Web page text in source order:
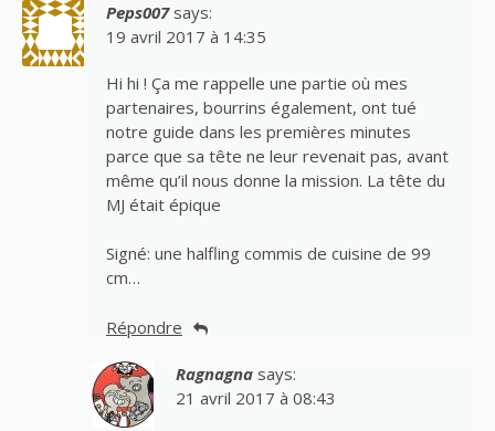
Peps007 says:
19 avril 2017 à 14:35
Hi hi ! Ça me rappelle une partie où mes
partenaires, bourrins également, ont tué
notre guide dans les premières minutes
parce que sa tête ne leur revenait pas, avant
même qu’il nous donne la mission. La tête du
MJ était épique
Signé: une halfling commis de cuisine de 99
cm…
Répondre
Ragnagna says:
21 avril 2017 à 08:43